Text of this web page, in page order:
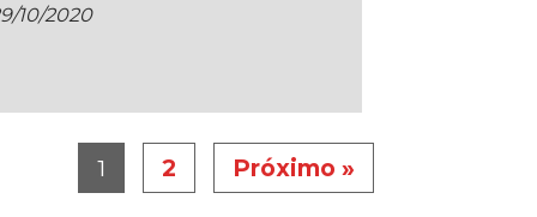
10/2020
1 2 Próximo »